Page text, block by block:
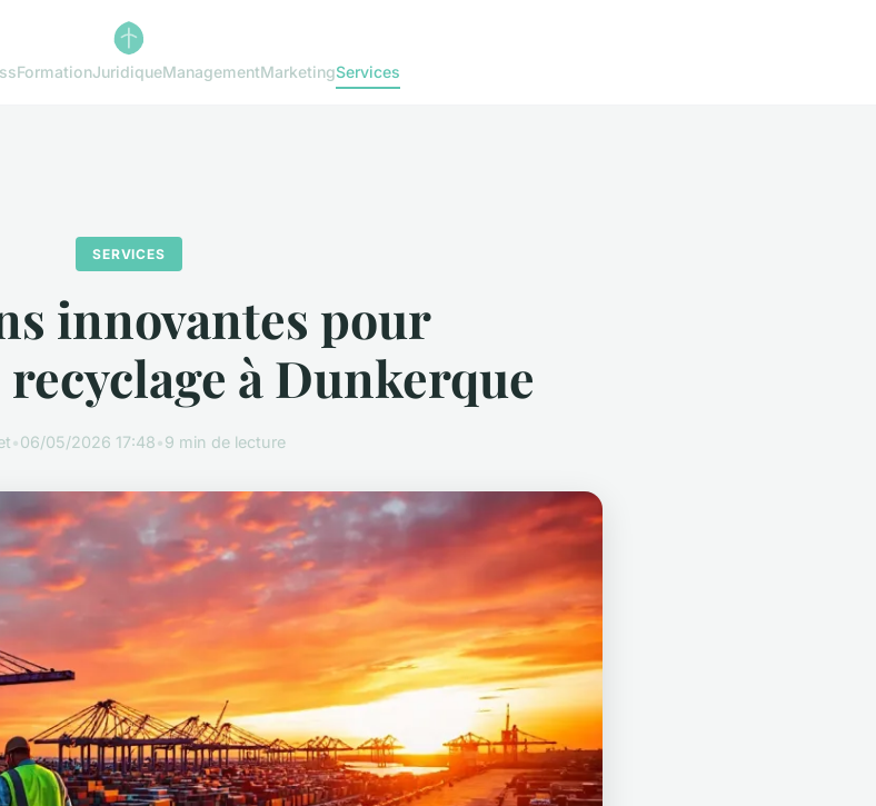
FormationJuridiqueManagementMarketingServices
SERVICES
innovantes pour
à Dunkerque
•06/05/2026 17:48•9 min de lecture